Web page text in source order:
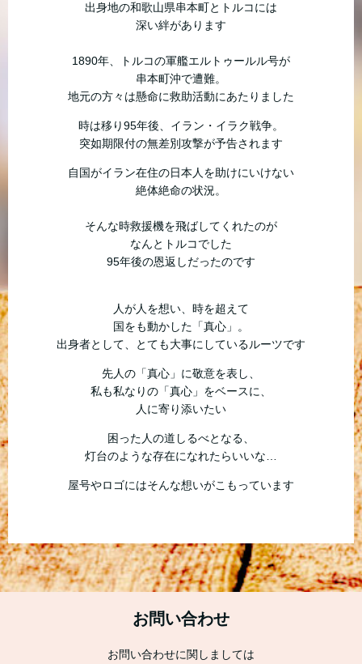
出身地の和歌山県串本町とトルコには
深い絆があります
1890年、トルコの軍艦エルトゥールル号が
串本町沖で遭難。
地元の方々は懸命に救助活動にあたりました
時は移り95年後、イラン・イラク戦争。
突如期限付の無差別攻撃が予告されます
自国がイラン在住の日本人を助けにいけない
絶体絶命の状況。
そんな時救援機を飛ばしてくれたのが
なんとトルコでした
95年後の恩返しだったのです
人が人を想い、時を超えて
国をも動かした「真心」。
出身者として、とても大事にしているルーツです
先人の「真心」に敬意を表し、
私も私なりの「真心」をベースに、
人に寄り添いたい
困った人の道しるべとなる、
灯台のような存在になれたらいいな…
屋号やロゴにはそんな想いがこもっています
お問い合わせ
お問い合わせに関しましては